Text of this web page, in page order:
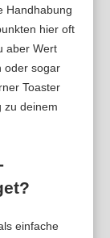
Handhabung
hier oft
aber Wert
oder sogar
Toaster
zu deinem
einfache